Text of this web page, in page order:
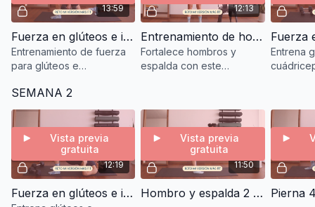
13:59
Fuerza en glúteos e isquiotibiales con mancuernas | Reto Mi Versión Más FIT
Entrenamiento de fuerza
para glúteos e
pesas y banda de
resistencia.
12:13
Entrenamiento de hombro y espalda con mancuernas | Reto Mi Versión Más FIT
Fortalece hombros y
espalda con este
Yoga.
Entrena
SEMANA 2
12:19
Vista previa
gratuita
Fuerza en glúteos e isquiotibiales con banda y mancuernas | Reto Mi Versión Más FIT
11:50
Vista previa
gratuita
Hombro y espalda 2 | Reto Mi Versión Más FIT